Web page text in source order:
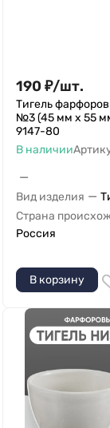
190 ₽/шт.
Тигель
№3 (45 мм х 55
9147-80
В наличии
—
Вид изделия —
Страна
Россия
В корзину